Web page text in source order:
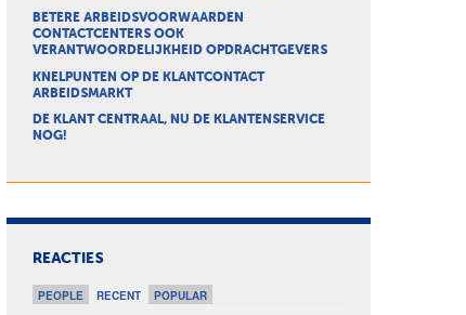
BETERE ARBEIDSVOORWAARDEN
CONTACTCENTERS OOK
VERANTWOORDELIJKHEID OPDRACHTGEVERS
KNELPUNTEN OP DE KLANTCONTACT
ARBEIDSMARKT
DE KLANT CENTRAAL, NU DE KLANTENSERVICE
NOG!
REACTIES
PEOPLE RECENT POPULAR